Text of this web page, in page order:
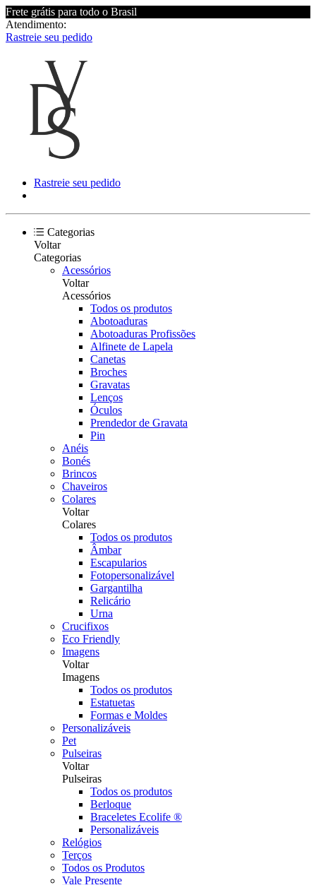
Frete grátis para todo o Brasil
Atendimento:
Rastreie seu pedido
Rastreie seu pedido
Categorias
Voltar
Categorias
Acessórios
Voltar
Acessórios
Todos os produtos
Abotoaduras
Abotoaduras Profissões
Alfinete de Lapela
Canetas
Broches
Gravatas
Lenços
Óculos
Prendedor de Gravata
Pin
Anéis
Bonés
Brincos
Chaveiros
Colares
Voltar
Colares
Todos os produtos
Âmbar
Escapularios
Fotopersonalizável
Gargantilha
Relicário
Urna
Crucifixos
Eco Friendly
Imagens
Voltar
Imagens
Todos os produtos
Estatuetas
Formas e Moldes
Personalizáveis
Pet
Pulseiras
Voltar
Pulseiras
Todos os produtos
Berloque
Braceletes Ecolife ®
Personalizáveis
Relógios
Terços
Todos os Produtos
Vale Presente